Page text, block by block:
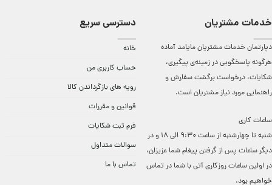
خدمات مشتریان
دپارتمان خدمات مشتریان مایامد آماده
هرگونه پاسخگویی در زمینه‌ی پیگیری،
شکایات، درخواست برگشت سفارش و
راهنمایی مورد نیاز مشتریان است.
ساعات کاری
شنبه تا چهارشنبه از ساعت 9:30 الی 18 و در
دیگر ساعات ‌پس از گرفتن پیغام شما عزیزان،
در اولین ساعات روزکاری آتی با شما در تماس
خواهیم بود.
دسترسی سریع
خانه
حساب کاربری من
رویه های بازگرداندن کالا
قوانین و مقررات
فرم ثبت شکایات
سوالات متداول
تماس با ما